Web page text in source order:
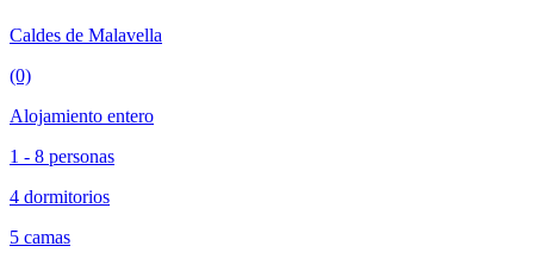
Caldes de Malavella
(0)
Alojamiento entero
1 - 8 personas
4 dormitorios
5 camas